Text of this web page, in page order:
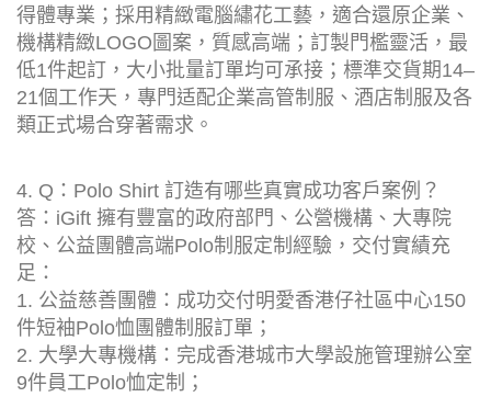
得體專業；採用精緻電腦繡花工藝，適合還原企業、
機構精緻LOGO圖案，質感高端；訂製門檻靈活，最
低1件起訂，大小批量訂單均可承接；標準交貨期14–
21個工作天，專門适配企業高管制服、酒店制服及各
類正式場合穿著需求。
4. Q：Polo Shirt 訂造有哪些真實成功客戶案例？
答：iGift 擁有豐富的政府部門、公營機構、大專院
校、公益團體高端Polo制服定制經驗，交付實績充
足：
1. 公益慈善團體：成功交付明愛香港仔社區中心150
件短袖Polo恤團體制服訂單；
2. 大學大專機構：完成香港城市大學設施管理辦公室
9件員工Polo恤定制；